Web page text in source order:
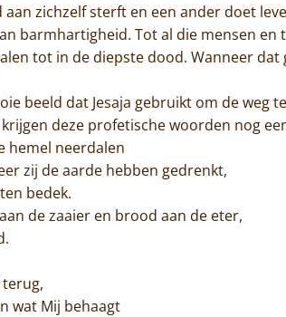
zichzelf sterft en een ander doet
barmhartigheid. Tot al die mensen en
tot in de diepste dood. Wanneer dat
beeld dat Jesaja gebruikt om de weg
deze profetische woorden nog
hemel neerdalen
zij de aarde hebben gedrenkt,
bedek.
de zaaier en brood aan de eter,
wat Mij behaagt